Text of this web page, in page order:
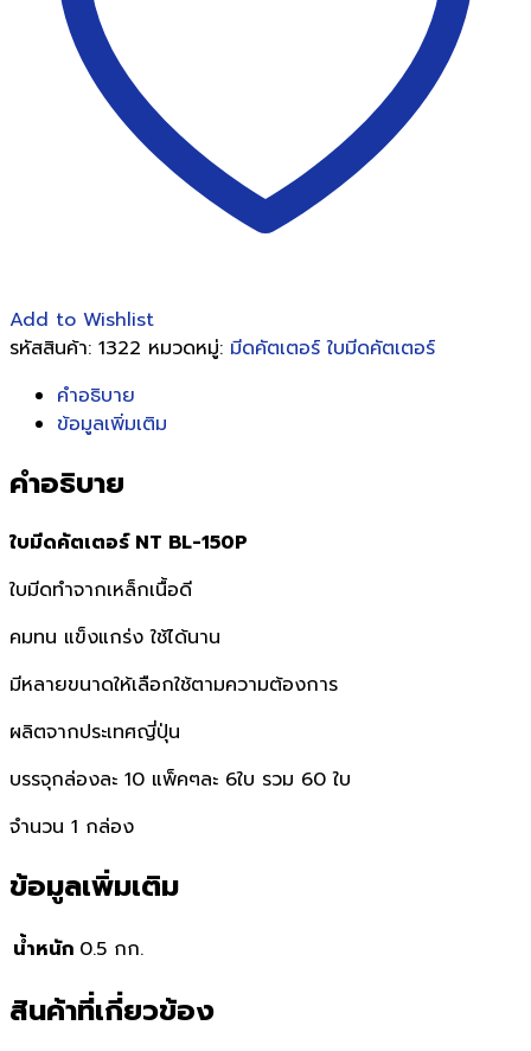
Add to Wishlist
รหัสสินค้า: 1322 หมวดหมู่: มีดคัตเตอร์ ใบมีดคัตเตอร์
คำอธิบาย
ข้อมูลเพิ่มเติม
คำอธิบาย
ใบมีดคัตเตอร์ NT BL-150P
ใบมีดทำจากเหล็กเนื้อดี
คมทน แข็งแกร่ง ใช้ได้นาน
มีหลายขนาดให้เลือกใช้ตามความต้องการ
ผลิตจากประเทศญี่ปุ่น
บรรจุกล่องละ 10 แพ็คๆละ 6ใบ รวม 60 ใบ
จำนวน 1 กล่อง
ข้อมูลเพิ่มเติม
น้ำหนัก 0.5 กก.
สินค้าที่เกี่ยวข้อง